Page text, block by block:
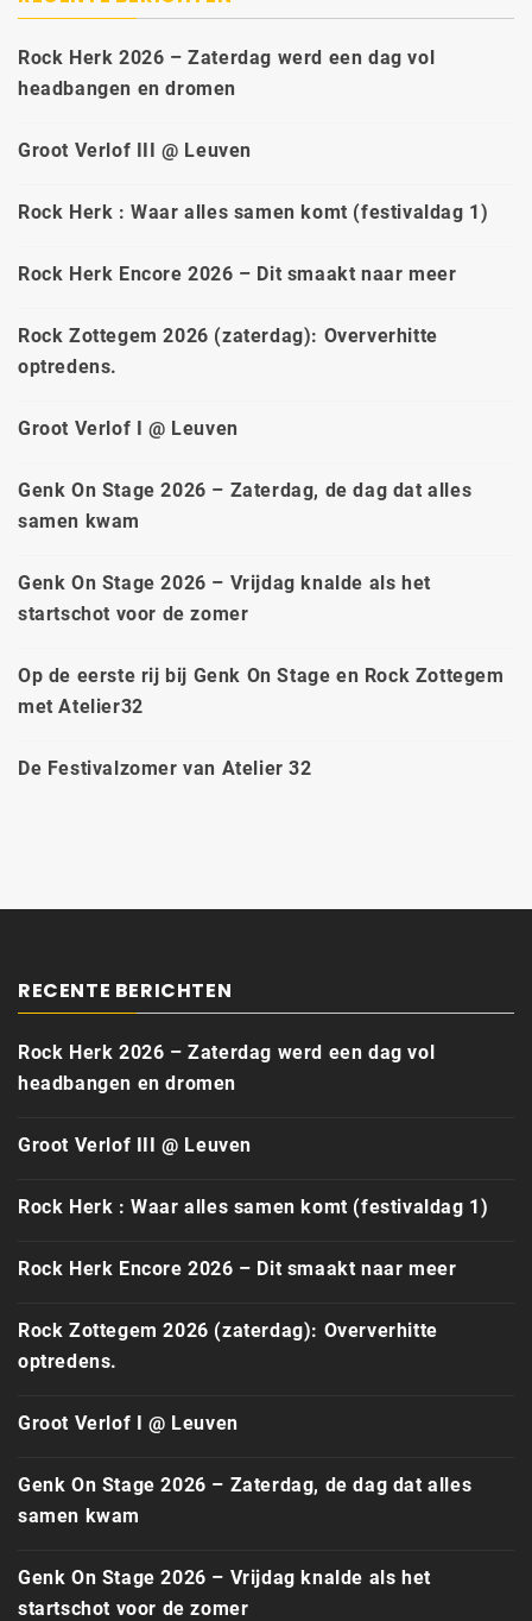
Rock Herk 2026 – Zaterdag werd een dag vol
headbangen en dromen
Groot Verlof III @ Leuven
Rock Herk : Waar alles samen komt (festivaldag 1)
Rock Herk Encore 2026 – Dit smaakt naar meer
Rock Zottegem 2026 (zaterdag): Oververhitte
optredens.
Groot Verlof I @ Leuven
Genk On Stage 2026 – Zaterdag, de dag dat alles
samen kwam
Genk On Stage 2026 – Vrijdag knalde als het
startschot voor de zomer
Op de eerste rij bij Genk On Stage en Rock Zottegem
met Atelier32
De Festivalzomer van Atelier 32
RECENTE BERICHTEN
Rock Herk 2026 – Zaterdag werd een dag vol
headbangen en dromen
Groot Verlof III @ Leuven
Rock Herk : Waar alles samen komt (festivaldag 1)
Rock Herk Encore 2026 – Dit smaakt naar meer
Rock Zottegem 2026 (zaterdag): Oververhitte
optredens.
Groot Verlof I @ Leuven
Genk On Stage 2026 – Zaterdag, de dag dat alles
samen kwam
Genk On Stage 2026 – Vrijdag knalde als het
startschot voor de zomer